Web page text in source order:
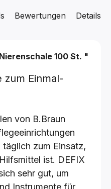
Details
Bewertungen
100 St. "
zum Einmal-
von B.Braun
zum Einsatz,
ist. DEFIX
sehr gut, um
Instrumente für